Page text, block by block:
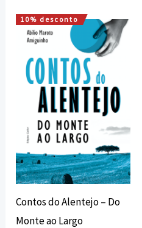
10% desconto
Contos do Alentejo – Do
Monte ao Largo
O
preço
original
era:
16,00 €.
O
preço
atual
é:
14,40 €.